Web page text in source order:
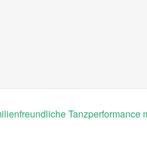
Tanzperformance